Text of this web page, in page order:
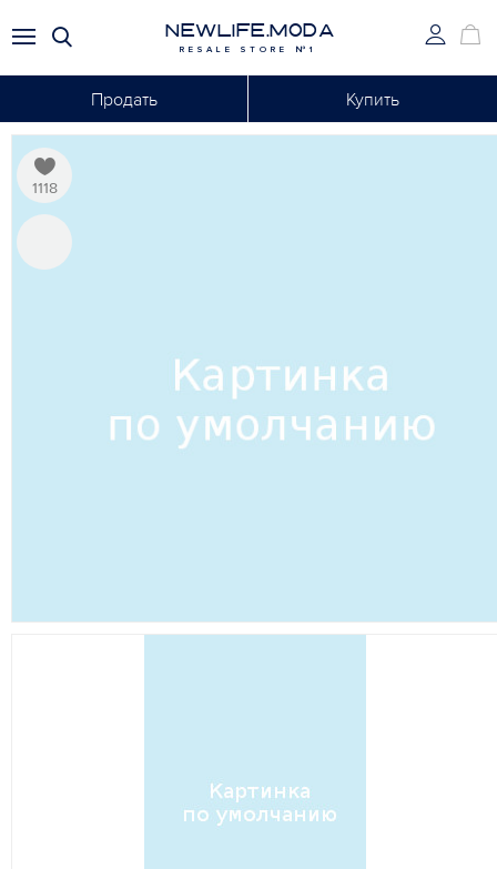
NEWLIFE.MODA
RESALE STORE №1
Продать Купить
1118